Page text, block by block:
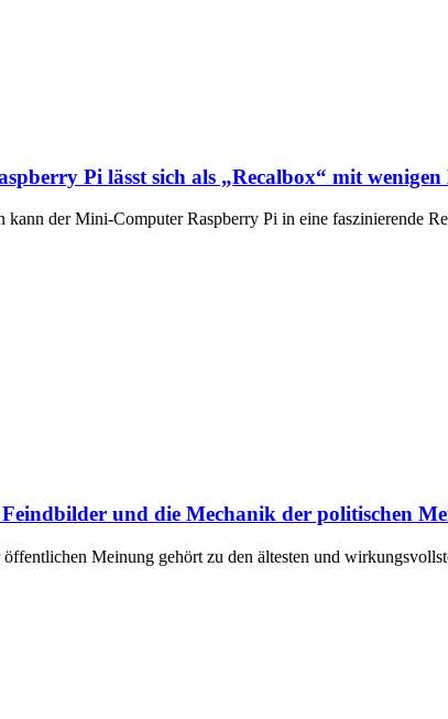
Pi lässt sich als „Recalbox“ mit
der Mini-Computer Raspberry Pi in eine faszinierende
und die Mechanik der politischen
Meinung gehört zu den ältesten und